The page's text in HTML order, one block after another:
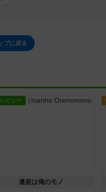
プに戻る
レビュー
遺産は俺のモノ